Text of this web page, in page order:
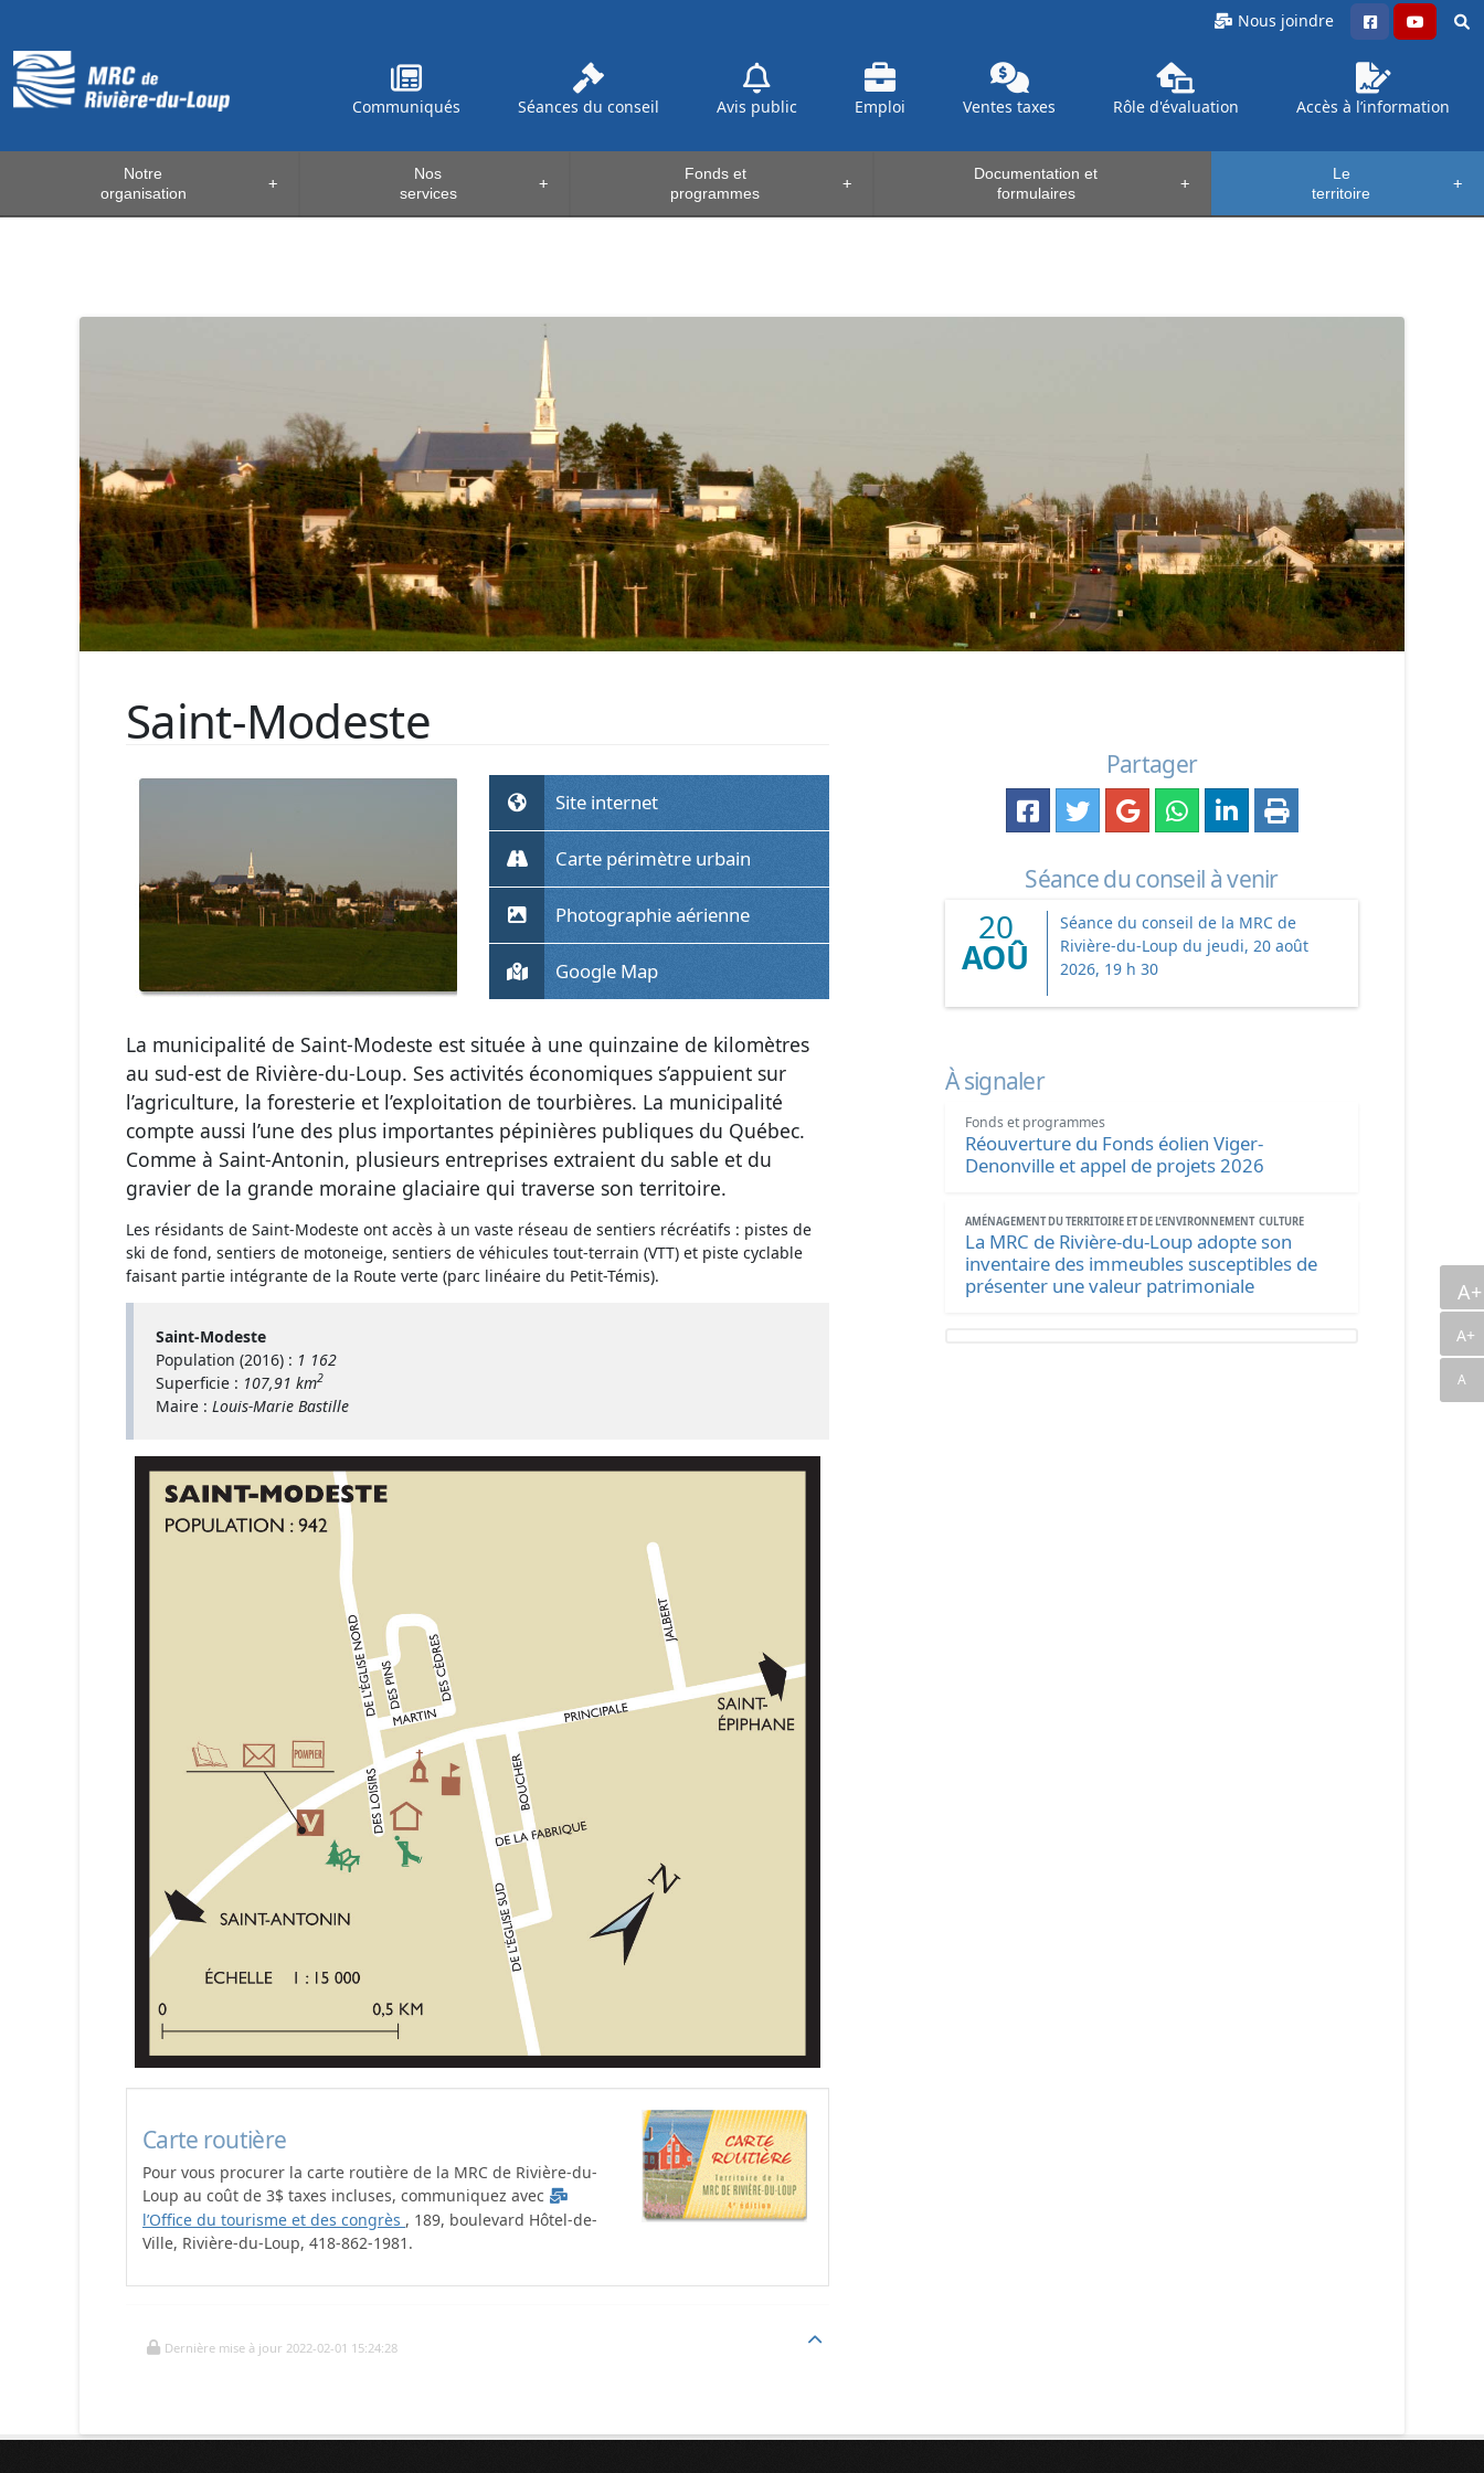
Nous joindre
Communiqués Séances du conseil Avis public Emploi Ventes taxes Rôle d'évaluation Accès à l’information
+
Notre
organisation
+
Nos
services
+
Fonds et
programmes
+
Documentation et
formulaires
+
Le
territoire
A+
A
Saint-Modeste
Site internet
Carte périmètre urbain
Photographie aérienne
Google Map
La municipalité de Saint-Modeste est située à une quinzaine de kilomètres
au sud-est de Rivière-du-Loup. Ses activités économiques s’appuient sur
l’agriculture, la foresterie et l’exploitation de tourbières. La municipalité
compte aussi l’une des plus importantes pépinières publiques du Québec.
Comme à Saint-Antonin, plusieurs entreprises extraient du sable et du
gravier de la grande moraine glaciaire qui traverse son territoire.
Les résidants de Saint-Modeste ont accès à un vaste réseau de sentiers récréatifs : pistes de
ski de fond, sentiers de motoneige, sentiers de véhicules tout-terrain (VTT) et piste cyclable
faisant partie intégrante de la Route verte (parc linéaire du Petit-Témis).
Saint-Modeste
Population (2016) : 1 162
Superficie : 107,91 km2
Maire : Louis-Marie Bastille
Carte routière
Pour vous procurer la carte routière de la MRC de Rivière-du-
Loup au coût de 3$ taxes incluses, communiquez avec
l’Office du tourisme et des congrès , 189, boulevard Hôtel-de-
Ville, Rivière-du-Loup, 418-862-1981.
Dernière mise à jour 2022-02-01 15:24:28
Partager
Séance du conseil à venir
20
AOÛ
Séance du conseil de la MRC de
Rivière-du-Loup du jeudi, 20 août
2026, 19 h 30
À signaler
Fonds et programmes
Réouverture du Fonds éolien Viger-
Denonville et appel de projets 2026
AMÉNAGEMENT DU TERRITOIRE ET DE L’ENVIRONNEMENT CULTURE
La MRC de Rivière-du-Loup adopte son
inventaire des immeubles susceptibles de
présenter une valeur patrimoniale